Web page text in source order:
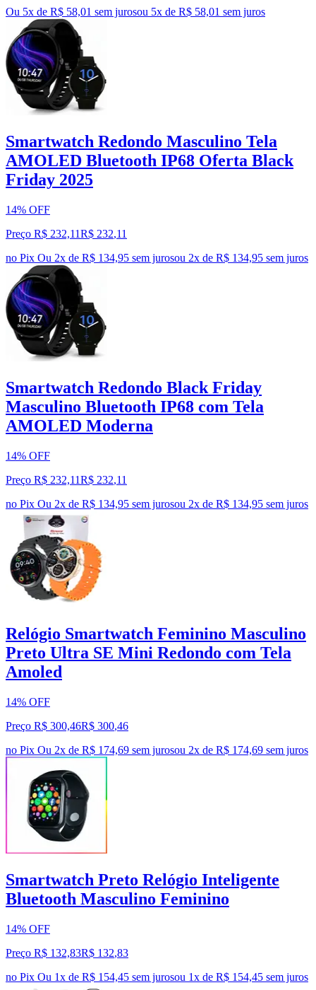
Ou 5x de R$ 58,01 sem jurosou 5x de R$ 58,01 sem juros
Smartwatch Redondo Masculino Tela
AMOLED Bluetooth IP68 Oferta Black
Friday 2025
14% OFF
Preço R$ 232,11R$ 232,11
no Pix Ou 2x de R$ 134,95 sem jurosou 2x de R$ 134,95 sem juros
Smartwatch Redondo Black Friday
Masculino Bluetooth IP68 com Tela
AMOLED Moderna
14% OFF
Preço R$ 232,11R$ 232,11
no Pix Ou 2x de R$ 134,95 sem jurosou 2x de R$ 134,95 sem juros
Relógio Smartwatch Feminino Masculino
Preto Ultra SE Mini Redondo com Tela
Amoled
14% OFF
Preço R$ 300,46R$ 300,46
no Pix Ou 2x de R$ 174,69 sem jurosou 2x de R$ 174,69 sem juros
Smartwatch Preto Relógio Inteligente
Bluetooth Masculino Feminino
14% OFF
Preço R$ 132,83R$ 132,83
no Pix Ou 1x de R$ 154,45 sem jurosou 1x de R$ 154,45 sem juros